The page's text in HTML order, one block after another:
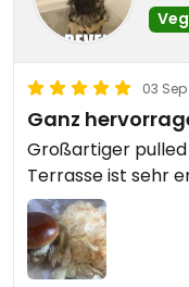
03
Ganz
Großartiger
Terrasse ist sehr